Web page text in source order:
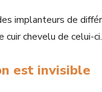
implanteurs de
cuir chevelu de celui-ci.
est invisible